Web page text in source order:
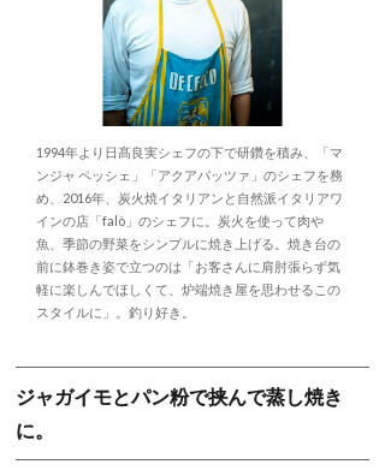
1994年より日髙良実シェフの下で研鑽を積み、「マ
ンジャ ペッシェ」「アクアパッツァ」のシェフを務
め、2016年、炭火焼イタリアンと自然派イタリアワ
インの店「falò」のシェフに。炭火を使って肉や
魚、季節の野菜をシンプルに焼き上げる。焼き台の
前に鉢巻き姿で立つのは「お客さんに肩肘張らず気
軽に楽しんでほしくて、炉端焼き屋を思わせるこの
スタイルに」。釣り好き。
ジャガイモとパン粉で挟んで蒸し焼き
に。